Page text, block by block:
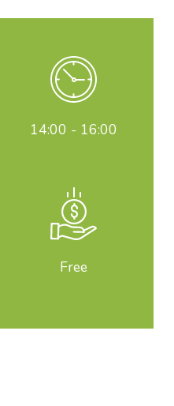
14:00 - 16:00
Free